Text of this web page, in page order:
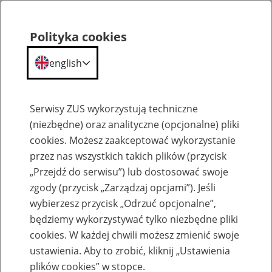
Szkolenia
Zaproś ZUS do siebie: Aktywni 50+
Polityka cookies
english
Serwisy ZUS wykorzystują techniczne
(niezbędne) oraz analityczne (opcjonalne) pliki
cookies. Możesz zaakceptować wykorzystanie
przez nas wszystkich takich plików (przycisk
„Przejdź do serwisu”) lub dostosować swoje
zgody (przycisk „Zarządzaj opcjami”). Jeśli
wybierzesz przycisk „Odrzuć opcjonalne”,
będziemy wykorzystywać tylko niezbędne pliki
cookies. W każdej chwili możesz zmienić swoje
ustawienia. Aby to zrobić, kliknij „Ustawienia
plików cookies” w stopce.